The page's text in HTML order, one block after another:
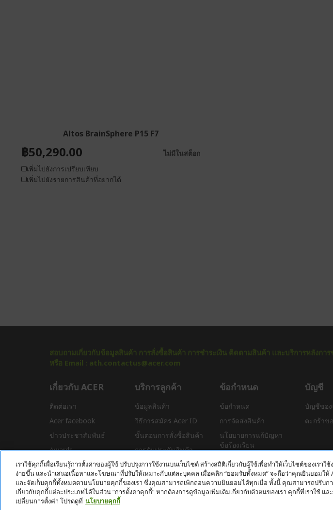
Altos BrainSphere P15 F7
฿50,290.00
ไม่มีในสต็อก
เพิ่มไปยังการเปรียบเทียบ
เพิ่มไปยังรายการสินค้าที่อยากได้
สอบถามเกี่ยวกับข้อมูลสินค้า การสั่งซื้อสินค้า การชำระเงิน ติดตามสินค้า และบริการหลังก
หรือ Email : ath.contactus@acer.com
เกี่ยวกับ ACER
ติดต่อเรา
Acer facebook
ข่าวประชาสัมพันธ์
Awards
บริการลูกค้า
ข้อมูลสินค้า
วิธีการสมัคร Acer ID
ขั้นตอนการสั่งซื้อสินค้า
การรับประกันสินค้า
ดาวน์โหลดไดร์เวอร์
การสนับสนุน
ข้อกำหนด
ข้อกำหนด
การจัดส่งสินค้า
นโยบายการแก้ปัญหา
ข้อร้องเรียน
ช่องทางการชำระเงิน
บัญชี
บัญชีขอ
ตะกร้าข
เราใช้คุกกี้เพื่อเรียนรู้การตั้งค่าของผู้ใช้ ปรับปรุงการใช้งานบนเว็บไซต์ สร้างสถิติเกี่ยวกับผู้ใช้เพื่อทำให้เว็บไซต์ของเราใช้
ง่ายขึ้น และนำเสนอเนื้อหาและโฆษณาที่ปรับให้เหมาะกับแต่ละบุคคล เมื่อคลิก “ยอมรับทั้งหมด” จะถือว่าคุณยินยอมให้
และจัดเก็บคุกกี้ทั้งหมดตามนโยบายคุกกี้ของเรา ซึ่งคุณสามารถเพิกถอนความยินยอมได้ทุกเมื่อ ทั้งนี้ คุณสามารถปรับก
เกี่ยวกับคุกกี้แต่ละประเภทได้ในส่วน “การตั้งค่าคุกกี้” หากต้องการดูข้อมูลเพิ่มเติมเกี่ยวกับตัวตนของเรา คุกกี้ที่เราใช้ แล
เปลี่ยนการตั้งค่า โปรดดูที่ นโยบายคุกกี้